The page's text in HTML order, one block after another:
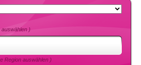
)
Region auswählen )